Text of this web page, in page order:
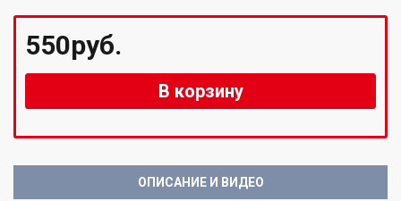
550руб.
В корзину
ОПИСАНИЕ И ВИДЕО